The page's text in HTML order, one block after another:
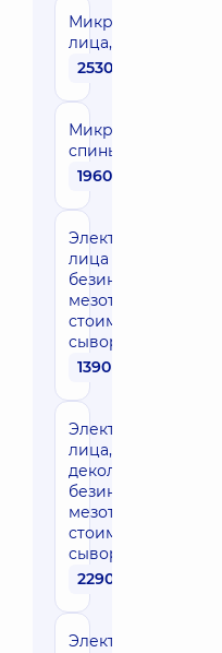
Микродермабразия
лица, шет, декольте
2530 грн
Микродермабразия
спины
1960 грн
Электропорация
лица –
безинъекционная
мезотерапия (без
стоимости
сыворотки)
1390 грн
Электропорация
лица, шея,
декольте –
безинъекционная
мезотерапия (без
стоимости
сыворотки)
2290 грн
Электропорация